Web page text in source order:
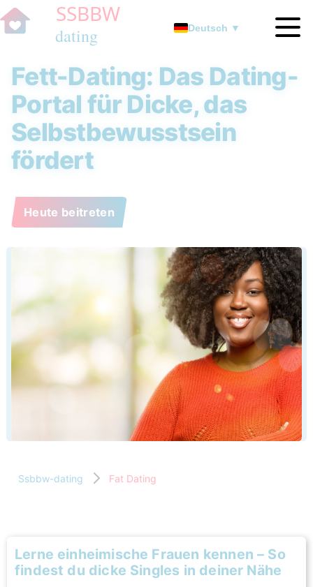
Deutsch ▼
Fett-Dating: Das Dating-
Portal für Dicke, das
Selbstbewusstsein
fördert
Heute beitreten
Ssbbw-dating Fat Dating
Lerne einheimische Frauen kennen – So
findest du dicke Singles in deiner Nähe